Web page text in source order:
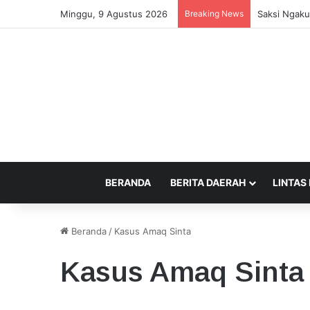
Minggu, 9 Agustus 2026 Breaking News Saksi
BERANDA BERITA DAERAH LINTAS
Beranda / Kasus Amaq Sinta
Kasus Amaq Sinta